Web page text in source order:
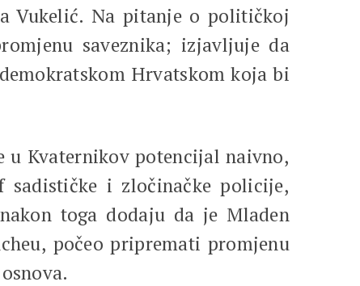
Vukelić. Na pitanje o političkoj
saveznika; izjavljuje da
Hrvatskom koja bi
u Kvaternikov potencijal naivno,
sadističke i zločinačke policije,
toga dodaju da je Mladen
počeo pripremati promjenu